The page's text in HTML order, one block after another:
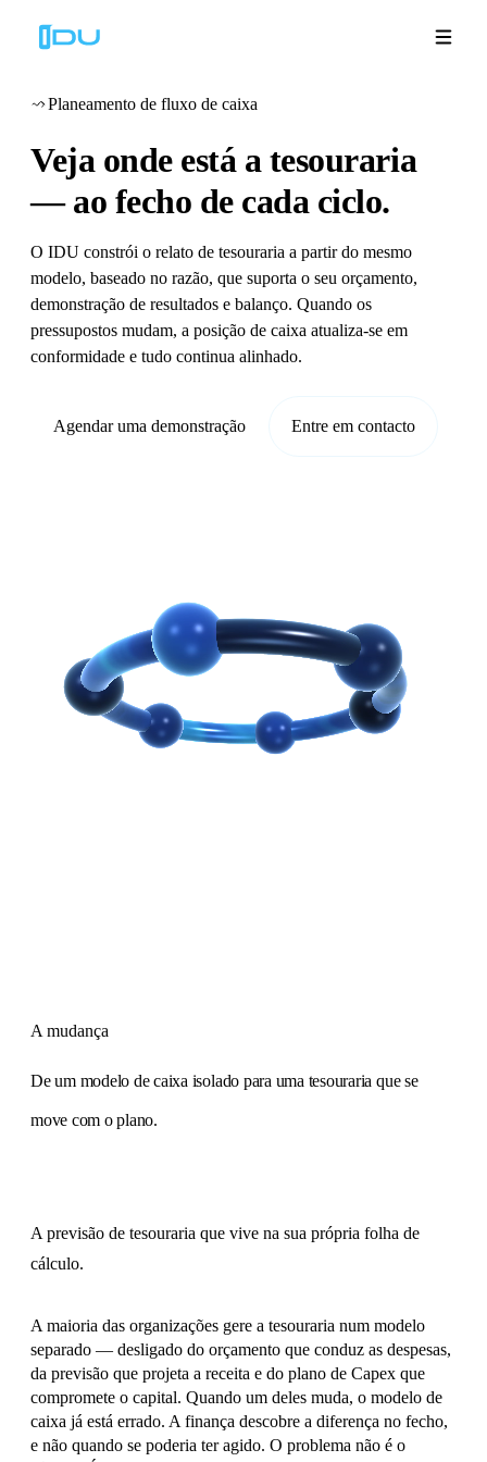
Soluções
Sucesso global
Recursos
Planeamento de fluxo de caixa
Veja onde está a tesouraria
—ao fecho de cada ciclo.
O IDU constrói o relato de tesouraria a partir do mesmo
modelo, baseado no razão, que suporta o seu orçamento,
demonstração de resultados e balanço. Quando os
pressupostos mudam, a posição de caixa atualiza-se em
conformidade e tudo continua alinhado.
Agendar uma demonstração Entre em contacto
A mudança
De um modelo de caixa isolado para uma tesouraria que se
move com o plano.
A previsão de tesouraria que vive na sua própria folha de
cálculo.
A maioria das organizações gere a tesouraria num modelo
separado — desligado do orçamento que conduz as despesas,
da previsão que projeta a receita e do plano de Capex que
compromete o capital. Quando um deles muda, o modelo de
caixa já está errado. A finança descobre a diferença no fecho,
e não quando se poderia ter agido. O problema não é o